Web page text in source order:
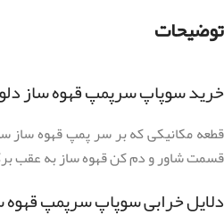
توضیحات
خرید سوپاپ سرپمپ قهوه ساز
قطعه مکانیکی که بر سر پمپ قهوه ساز
قسمت شاور و دم کن قهوه ساز به عقب
دلایل خرابی سوپاپ سرپمپ قهوه